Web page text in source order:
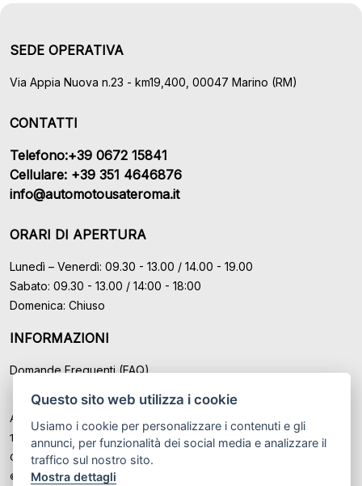
Questo sito web utilizza i cookie
Usiamo i cookie per personalizzare i contenuti e gli
annunci, per funzionalità dei social media e analizzare il
traffico sul nostro sito.
Mostra dettagli
SEDE OPERATIVA
Via Appia Nuova n.23 - km19,400, 00047 Marino (RM)
CONTATTI
Telefono:+39 0672 15841
Cellulare: +39 351 4646876
info@automotousateroma.it
ORARI DI APERTURA
Lunedì – Venerdì: 09.30 - 13.00 / 14.00 - 19.00
Sabato: 09.30 - 13.00 / 14:00 - 18:00
Domenica: Chiuso
INFORMAZIONI
Domande Frequenti (FAQ)
Auto Moto Usate Roma Srl sede di Marino - Roma, P.IVA: IT
12489131008
Cod. Fisc. ed Iscr. al Registro Imprese di Roma n° 12489131008
© Another site byGestionale auto